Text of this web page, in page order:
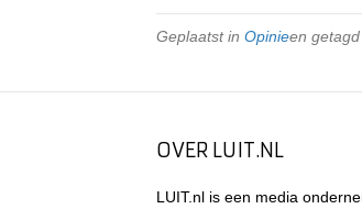
Geplaatst in Opinieen
OVER LUIT.NL
LUIT.nl is een media